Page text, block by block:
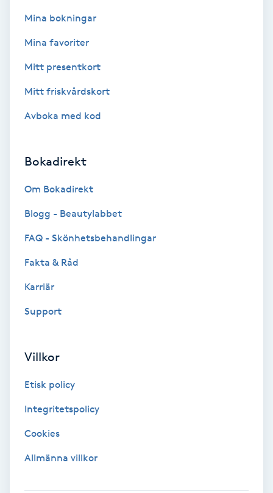
Headspa
Herrklippning
Hot Stone Massage
Hyaluronsyra
Mina bokningar
Mina favoriter
Mitt presentkort
Mitt friskvårdskort
Avboka med kod
Bokadirekt
Om Bokadirekt
Blogg - Beautylabbet
FAQ - Skönhetsbehandlingar
Fakta & Råd
Karriär
Support
Villkor
Etisk policy
Integritetspolicy
Cookies
Allmänna villkor